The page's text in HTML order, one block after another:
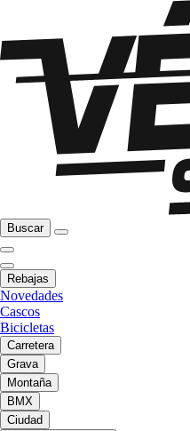
Buscar
Rebajas
Novedades
Cascos
Bicicletas
Carretera
Grava
Montaña
BMX
Ciudad